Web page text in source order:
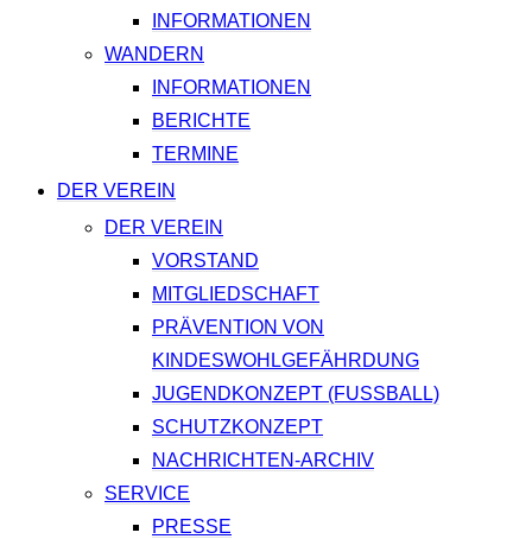
INFORMATIONEN
WANDERN
INFORMATIONEN
BERICHTE
TERMINE
DER VEREIN
DER VEREIN
VORSTAND
MITGLIEDSCHAFT
PRÄVENTION VON
KINDESWOHLGEFÄHRDUNG
JUGENDKONZEPT (FUSSBALL)
SCHUTZKONZEPT
NACHRICHTEN-ARCHIV
SERVICE
PRESSE